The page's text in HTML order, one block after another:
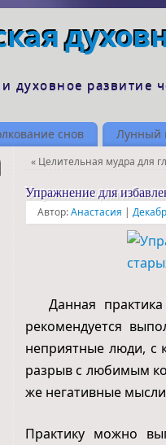
духовное развитие
снов Лунный
«Целительная мудра для
Упражнение для
Автор:Анастасия |
Данная практика
рекомендуется
неприятные люди, с
разрыв с любимым
же негативные мысли
Практику можно